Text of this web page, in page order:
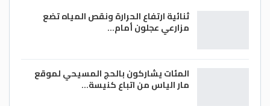
ثنائية ارتفاع الحرارة ونقص المياه تضع
مزارعي عجلون أمام…
المئات يشاركون بالحج المسيحي لموقع
مار الياس من اتباع كنيسة…